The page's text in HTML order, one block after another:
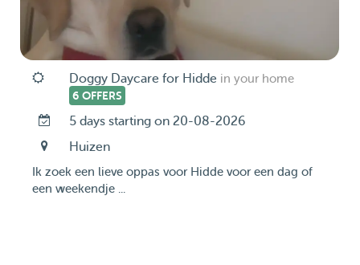
Doggy Daycare for Hidde in your home
6 OFFERS
5 days starting on 20-08-2026
Huizen
Ik zoek een lieve oppas voor Hidde voor een dag of
een weekendje ...